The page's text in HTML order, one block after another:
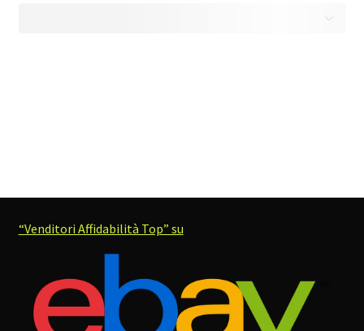
“Venditori Affidabilità Top” su